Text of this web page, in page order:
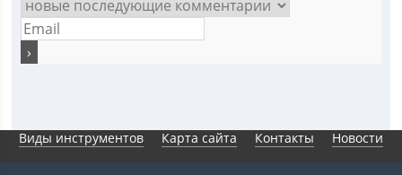
Виды инструментов Карта сайта Контакты Новости